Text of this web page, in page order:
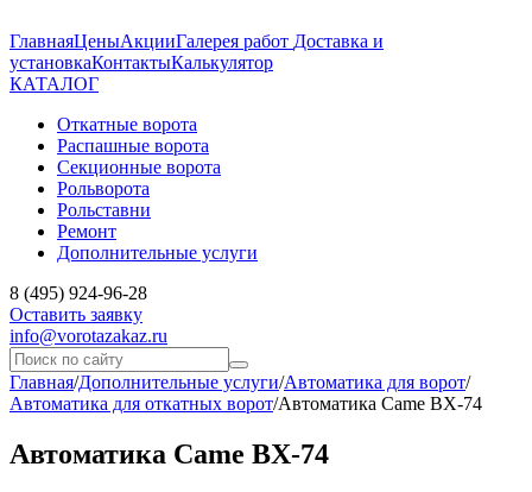
ГлавнаяЦеныАкцииГалерея работ Доставка и
установкаКонтактыКалькулятор
КАТАЛОГ
Откатные ворота
Распашные ворота
Секционные ворота
Рольворота
Рольставни
Ремонт
Дополнительные услуги
8 (495) 924-96-28
Оставить заявку
info@vorotazakaz.ru
Главная/Дополнительные услуги/Автоматика для ворот/
Автоматика для откатных ворот/Автоматика Came BX-74
Автоматика Came BX-74